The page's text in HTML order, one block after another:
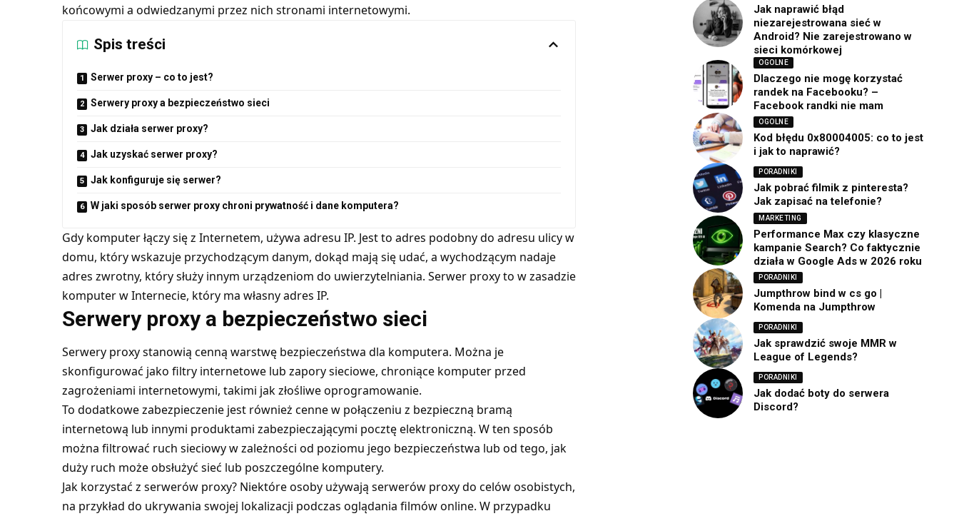
końcowymi a odwiedzanymi przez nich stronami internetowymi.
Spis treści
Serwer proxy – co to jest?
Serwery proxy a bezpieczeństwo sieci
Jak działa serwer proxy?
Jak uzyskać serwer proxy?
Jak konfiguruje się serwer?
W jaki sposób serwer proxy chroni prywatność i dane komputera?
Gdy komputer łączy się z Internetem, używa adresu IP. Jest to adres podobny do adresu ulicy w
domu, który wskazuje przychodzącym danym, dokąd mają się udać, a wychodzącym nadaje
adres zwrotny, który służy innym urządzeniom do uwierzytelniania. Serwer proxy to w zasadzie
komputer w Internecie, który ma własny adres IP.
Serwery proxy a bezpieczeństwo sieci
Serwery proxy stanowią cenną warstwę bezpieczeństwa dla komputera. Można je
skonfigurować jako filtry internetowe lub zapory sieciowe, chroniące komputer przed
zagrożeniami internetowymi, takimi jak złośliwe oprogramowanie.
To dodatkowe zabezpieczenie jest również cenne w połączeniu z bezpieczną bramą
internetową lub innymi produktami zabezpieczającymi pocztę elektroniczną. W ten sposób
można filtrować ruch sieciowy w zależności od poziomu jego bezpieczeństwa lub od tego, jak
duży ruch może obsłużyć sieć lub poszczególne komputery.
Jak korzystać z serwerów proxy? Niektóre osoby używają serwerów proxy do celów osobistych,
na przykład do ukrywania swojej lokalizacji podczas oglądania filmów online. W przypadku
Jak naprawić błąd
niezarejestrowana sieć w
Android? Nie zarejestrowano w
sieci komórkowej
OGOLNE
Dlaczego nie mogę korzystać
randek na Facebooku? –
Facebook randki nie mam
OGOLNE
Kod błędu 0x80004005: co to jest
i jak to naprawić?
PORADNIKI
Jak pobrać filmik z pinteresta?
Jak zapisać na telefonie?
MARKETING
Performance Max czy klasyczne
kampanie Search? Co faktycznie
działa w Google Ads w 2026 roku
PORADNIKI
Jumpthrow bind w cs go |
Komenda na Jumpthrow
PORADNIKI
Jak sprawdzić swoje MMR w
League of Legends?
PORADNIKI
Jak dodać boty do serwera
Discord?